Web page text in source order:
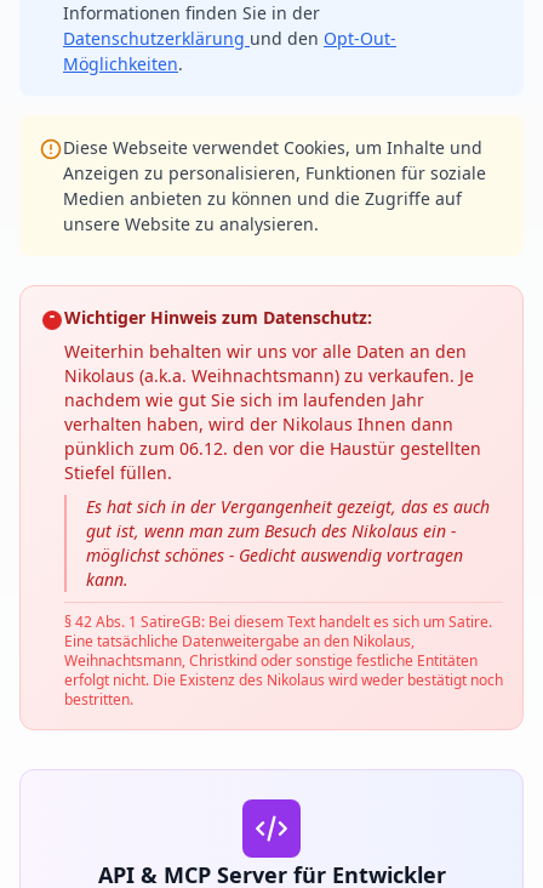
Informationen finden Sie in der
Datenschutzerklärung und den Opt-Out-
Möglichkeiten.
Diese Webseite verwendet Cookies, um Inhalte und
Anzeigen zu personalisieren, Funktionen für soziale
Medien anbieten zu können und die Zugriffe auf
unsere Website zu analysieren.
Wichtiger Hinweis zum Datenschutz:
Weiterhin behalten wir uns vor alle Daten an den
Nikolaus (a.k.a. Weihnachtsmann) zu verkaufen. Je
nachdem wie gut Sie sich im laufenden Jahr
verhalten haben, wird der Nikolaus Ihnen dann
pünklich zum 06.12. den vor die Haustür gestellten
Stiefel füllen.
Es hat sich in der Vergangenheit gezeigt, das es auch
gut ist, wenn man zum Besuch des Nikolaus ein -
möglichst schönes - Gedicht auswendig vortragen
kann.
§ 42 Abs. 1 SatireGB: Bei diesem Text handelt es sich um Satire.
Eine tatsächliche Datenweitergabe an den Nikolaus,
Weihnachtsmann, Christkind oder sonstige festliche Entitäten
erfolgt nicht. Die Existenz des Nikolaus wird weder bestätigt noch
bestritten.
API & MCP Server für Entwickler